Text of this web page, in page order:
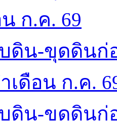
ก.ค. 69
ดิน-ขุดดินก่
เดือน ก.ค.
ดิน-ขุดดินก่